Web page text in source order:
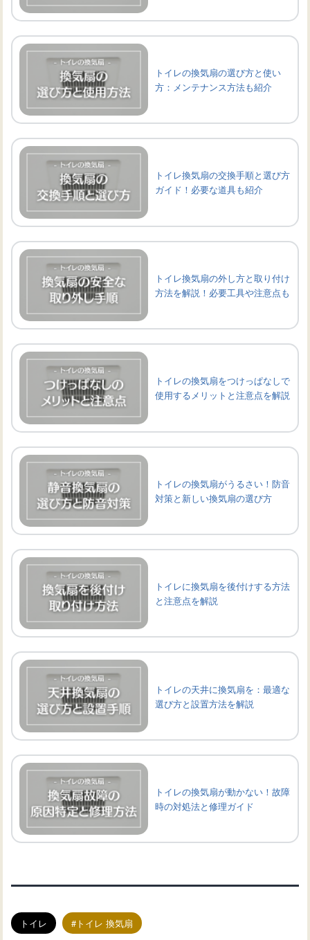
トイレの換気扇の選び方と使い
方：メンテナンス方法も紹介
トイレ換気扇の交換手順と選び方
ガイド！必要な道具も紹介
トイレ換気扇の外し方と取り付け
方法を解説！必要工具や注意点も
トイレの換気扇をつけっぱなしで
使用するメリットと注意点を解説
トイレの換気扇がうるさい！防音
対策と新しい換気扇の選び方
トイレに換気扇を後付けする方法
と注意点を解説
トイレの天井に換気扇を：最適な
選び方と設置方法を解説
トイレの換気扇が動かない！故障
時の対処法と修理ガイド
トイレ トイレ 換気扇